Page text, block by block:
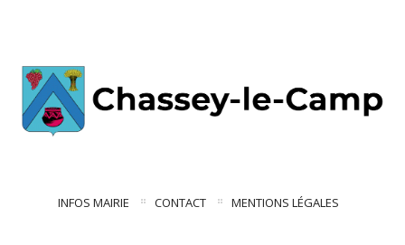
INFOS MAIRIE CONTACT MENTIONS LÉGALES